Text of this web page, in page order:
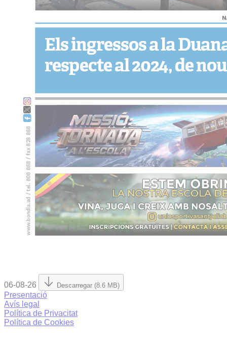
06-08-26 Descarregar (8.6 MB)
Presentació
Avís legal
Política de Privacitat
Política de Cookies